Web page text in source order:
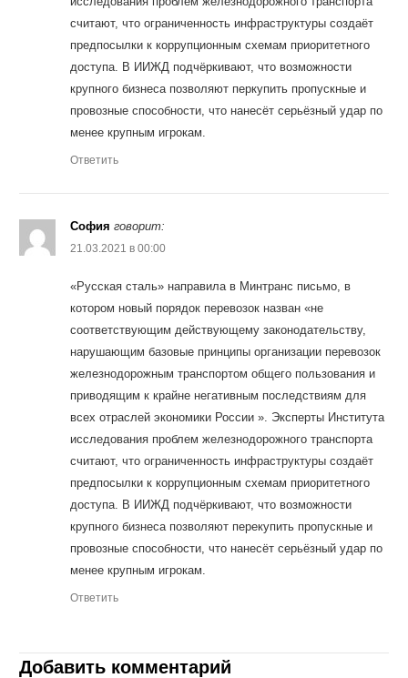
считают, что ограниченность инфраструктуры создаёт
предпосылки к коррупционным схемам приоритетного
доступа. В ИИЖД подчёркивают, что возможности
крупного бизнеса позволяют перкупить пропускные и
провозные способности, что нанесёт серьёзный удар по
менее крупным игрокам.
Ответить
София говорит:
21.03.2021 в 00:00
«Русская сталь» направила в Минтранс письмо, в
котором новый порядок перевозок назван «не
соответствующим действующему законодательству,
нарушающим базовые принципы организации перевозок
железнодорожным транспортом общего пользования и
приводящим к крайне негативным последствиям для
всех отраслей экономики России ». Эксперты Института
исследования проблем железнодорожного транспорта
считают, что ограниченность инфраструктуры создаёт
предпосылки к коррупционным схемам приоритетного
доступа. В ИИЖД подчёркивают, что возможности
крупного бизнеса позволяют перекупить пропускные и
провозные способности, что нанесёт серьёзный удар по
менее крупным игрокам.
Ответить
Добавить комментарий